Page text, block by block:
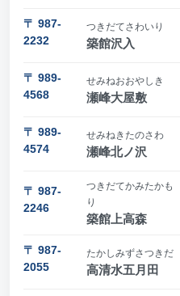
〒 987-
2232
つきだてさわいり
築館沢入
〒 989-
4568
せみねおおやしき
瀬峰大屋敷
〒 989-
4574
せみねきたのさわ
瀬峰北ノ沢
〒 987-
2246
つきだてかみたかも
り
築館上高森
〒 987-
2055
たかしみずさつきだ
高清水五月田